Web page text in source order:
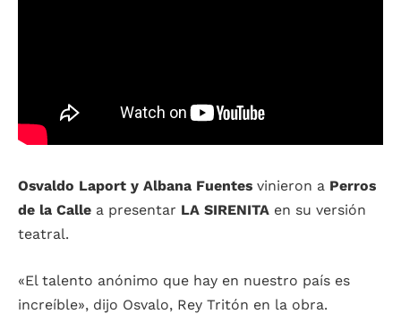
Osvaldo Laport y Albana Fuentes vinieron a Perros
de la Calle a presentar LA SIRENITA en su versión
teatral.
«El talento anónimo que hay en nuestro país es
increíble», dijo Osvalo, Rey Tritón en la obra.